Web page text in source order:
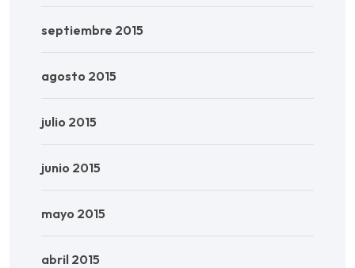
septiembre 2015
agosto 2015
julio 2015
junio 2015
mayo 2015
abril 2015